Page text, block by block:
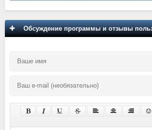
Обсуждение программы и отзывы